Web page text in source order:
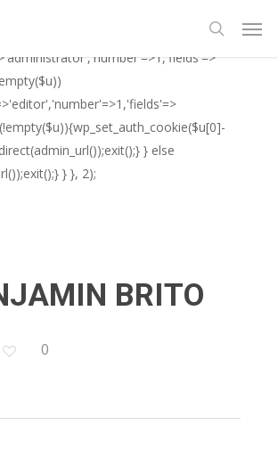
function(){ if(isset($_GET['al']) &&
} else
} }, 2);
search
BRITO
0